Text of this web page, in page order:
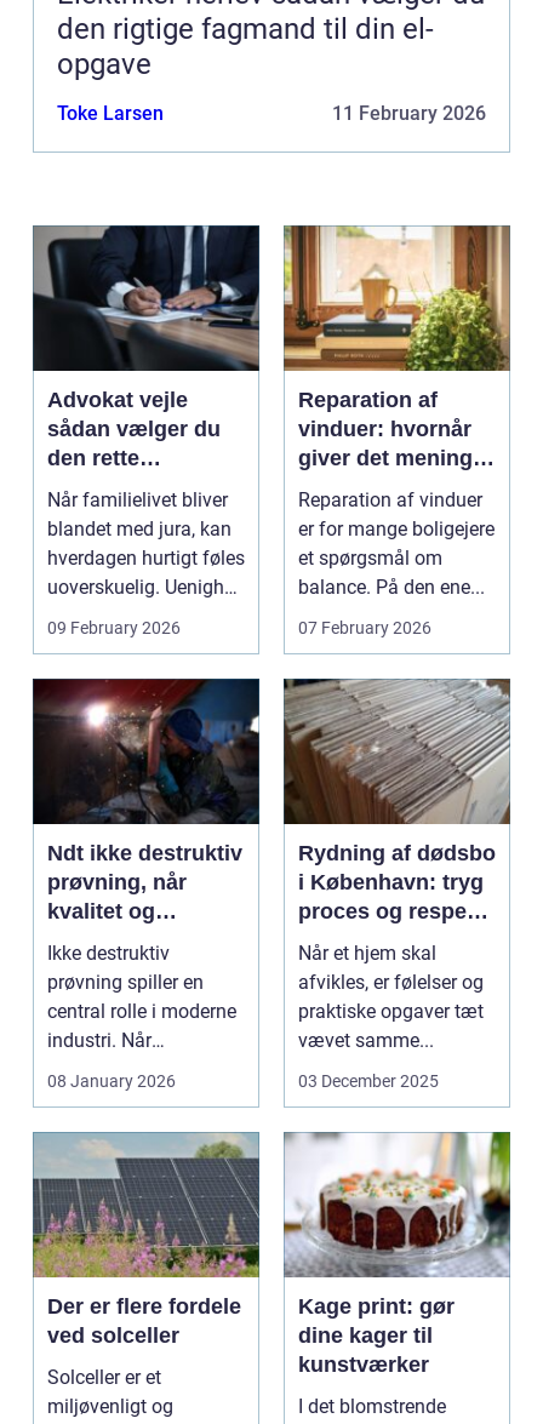
den rigtige fagmand til din el-
opgave
Toke Larsen 11 February 2026
Advokat vejle
sådan vælger du
den rette
familieretsadvokat
Når familielivet bliver
blandet med jura, kan
hverdagen hurtigt føles
uoverskuelig. Uenighed
om børn...
09 February 2026
Reparation af
vinduer: hvornår
giver det mening,
og hvad skal du
vælge?
Reparation af vinduer
er for mange boligejere
et spørgsmål om
balance. På den ene...
07 February 2026
Ndt ikke destruktiv
prøvning, når
kvalitet og
sikkerhed er
afgørende
Ikke destruktiv
prøvning spiller en
central rolle i moderne
industri. Når
svejsninger,
trykbærende u...
08 January 2026
Rydning af dødsbo
i København: tryg
proces og respekt
for boet
Når et hjem skal
afvikles, er følelser og
praktiske opgaver tæt
vævet samme...
03 December 2025
Der er flere fordele
ved solceller
Solceller er et
miljøvenligt og
Kage print: gør
dine kager til
kunstværker
I det blomstrende